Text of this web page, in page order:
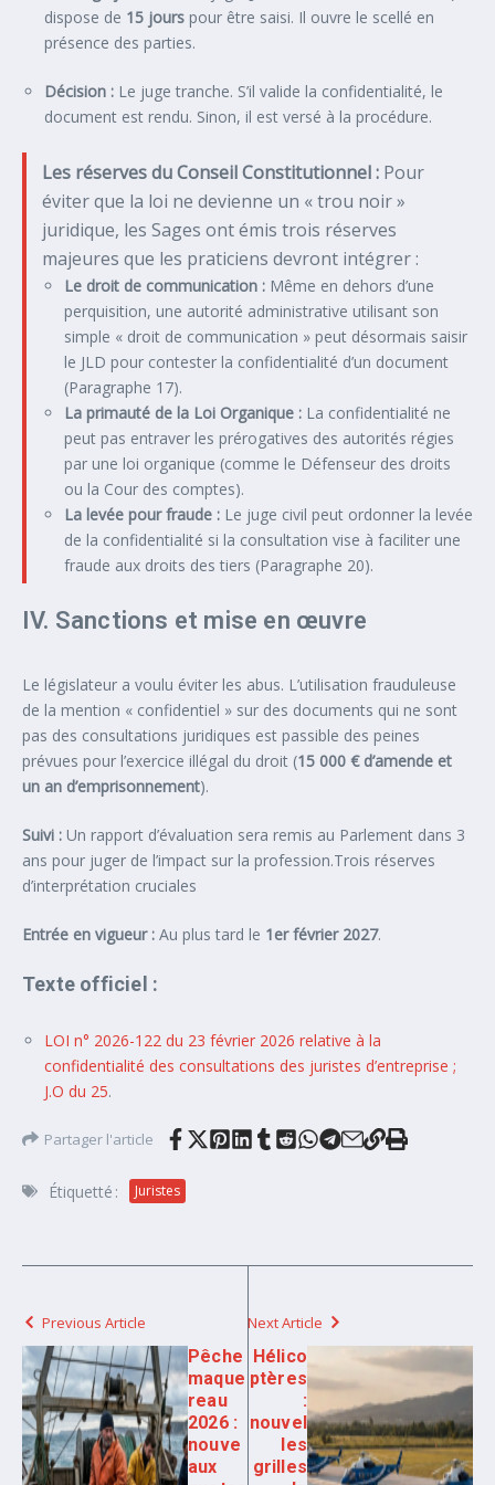
dispose de 15 jours pour être saisi. Il ouvre le scellé en
présence des parties.
Décision : Le juge tranche. S’il valide la confidentialité, le
document est rendu. Sinon, il est versé à la procédure.
Les réserves du Conseil Constitutionnel :Pour
éviter que la loi ne devienne un « trou noir »
juridique, les Sages ont émis trois réserves
majeures que les praticiens devront intégrer :
Le droit de communication :Même en dehors d’une
perquisition, une autorité administrative utilisant son
simple « droit de communication » peut désormais saisir
le JLD pour contester la confidentialité d’un document
(Paragraphe 17).
La primauté de la Loi Organique :La confidentialité ne
peut pas entraver les prérogatives des autorités régies
par une loi organique (comme le Défenseur des droits
ou la Cour des comptes).
La levée pour fraude :Le juge civil peut ordonner la levée
de la confidentialité si la consultation vise à faciliter une
fraude aux droits des tiers (Paragraphe 20).
IV. Sanctions et mise en œuvre
Le législateur a voulu éviter les abus. L’utilisation frauduleuse
de la mention « confidentiel » sur des documents qui ne sont
pas des consultations juridiques est passible des peines
prévues pour l’exercice illégal du droit (15 000 € d’amende et
un an d’emprisonnement).
Suivi : Un rapport d’évaluation sera remis au Parlement dans 3
ans pour juger de l’impact sur la profession.Trois réserves
d’interprétation cruciales
Entrée en vigueur : Au plus tard le 1er février 2027.
Texte officiel :
LOI n° 2026-122 du 23 février 2026 relative à la
confidentialité des consultations des juristes d’entreprise ;
J.O du 25.
Partager l'article
Étiquetté : Juristes
Previous Article
Pêche
maque
reau
2026 :
nouve
aux
Next Article
Hélico
ptères
:
nouvel
les
grilles